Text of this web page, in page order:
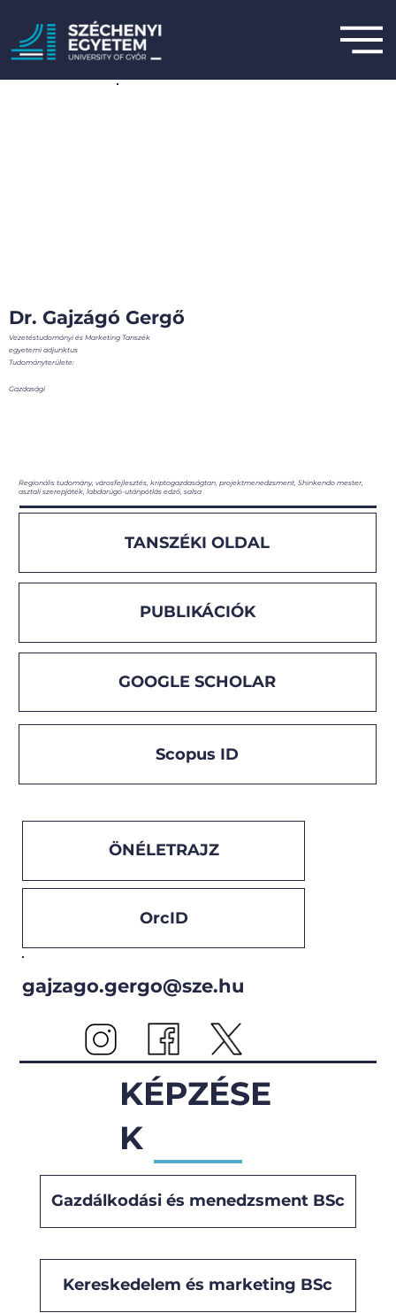
Vezetéstudományi és Marketing Tanszék
Dr. Gajzágó Gergő
egyetemi adjunktus
Tudományterülete:
Gazdasági
Regionális tudomány, városfejlesztés, kriptogazdaságtan, projektmenedzsment, Shinkendo mester,
asztali szerepjáték, labdarúgó-utánpótlás edző, salsa
TANSZÉKI OLDAL
PUBLIKÁCIÓK
GOOGLE SCHOLAR
Scopus ID
ÖNÉLETRAJZ
gajzago.gergo@sze.hu
OrcID
KÉPZÉSE
K
Gazdálkodási és menedzsment BSc
Kereskedelem és marketing BSc